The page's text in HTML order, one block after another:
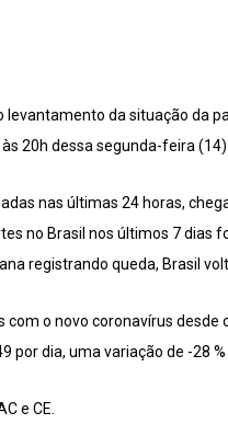
da situação da
20h dessa segunda-feira (14).
nas últimas 24 horas,
no Brasil nos últimos 7 dias
registrando queda, Brasil
com o novo coronavírus
por dia, uma variação de -28
e CE.